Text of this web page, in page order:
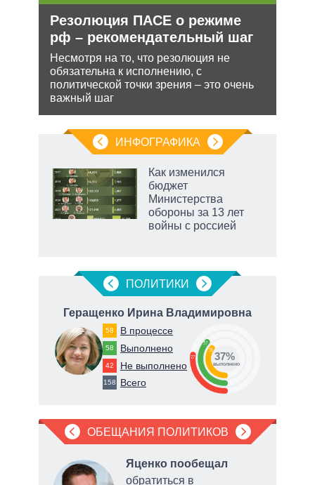
Резолюция ПАСЕ о режиме
рф – рекомендательный шаг
Несмотря на то, что резолюция не
обязательна к исполнению, с
политической точки зрения – это очень
важный шаг
ИНФОГРАФИКА
Как изменился
бюджет
Министерства
обороны за 13 лет
войны с россией
ПОЛИТИКИ
Геращенко Ирина Владимировна
58 В процессе
58 Выполнено
42 Не выполнено
158 Всего
27
37
36
37%
выполнено
ОБЕЩАНИЯ ПОЛИТИКОВ
Яценко пообещал
обратиться в